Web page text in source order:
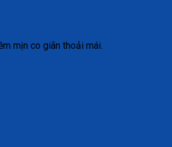
mịn co giãn thoải mái.